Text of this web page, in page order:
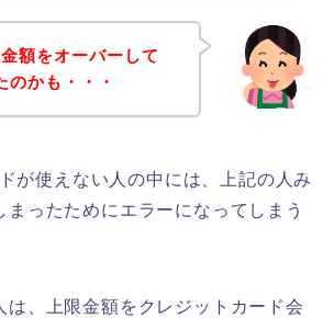
額をオーバーして
かも・・・
が使えない人の中には、上記の人み
ったためにエラーになってしまう
、上限金額をクレジットカード会